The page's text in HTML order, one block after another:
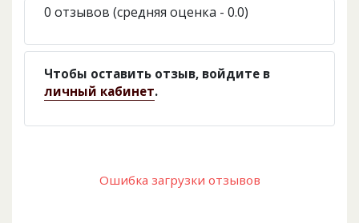
0 отзывов (средняя оценка - 0.0)
Чтобы оставить отзыв, войдите в
личный кабинет.
Ошибка загрузки отзывов